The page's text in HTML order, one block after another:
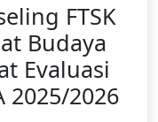
FTSK
Budaya
Evaluasi
2025/2026